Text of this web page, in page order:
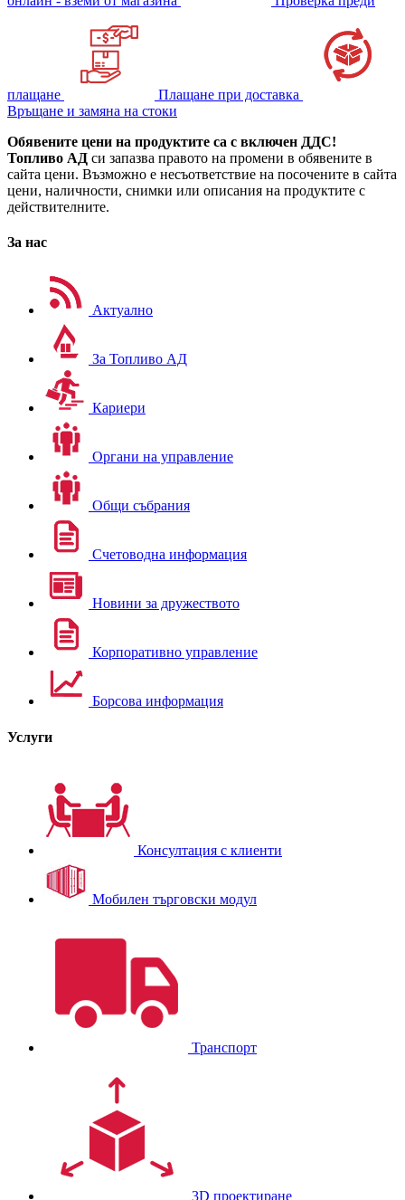
плащане
Плащане при доставка
Връщане и замяна на стоки
Обявените цени на продуктите са с включен ДДС!
Топливо АД си запазва правото на промени в обявените в
сайта цени. Възможно е несъответствие на посочените в сайта
цени, наличности, снимки или описания на продуктите с
действителните.
За нас
Актуално
За Топливо АД
Кариери
Органи на управление
Общи събрания
Счетоводна информация
Новини за дружеството
Корпоративно управление
Борсова информация
Услуги
Консултация с клиенти
Мобилен търговски модул
Транспорт
3D проектиране